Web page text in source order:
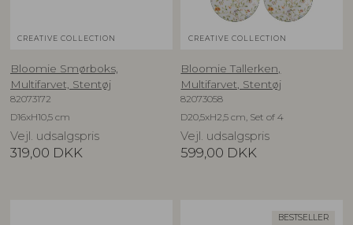
CREATIVE COLLECTION
Bloomie Smørboks,
Multifarvet, Stentøj
82073172
D16xH10,5 cm
Vejl. udsalgspris
319,00 DKK
CREATIVE COLLECTION
Bloomie Tallerken,
Multifarvet, Stentøj
82073058
D20,5xH2,5 cm, Set of 4
Vejl. udsalgspris
599,00 DKK
BESTSELLER